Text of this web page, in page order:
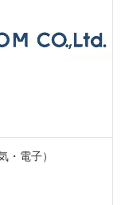
電子）